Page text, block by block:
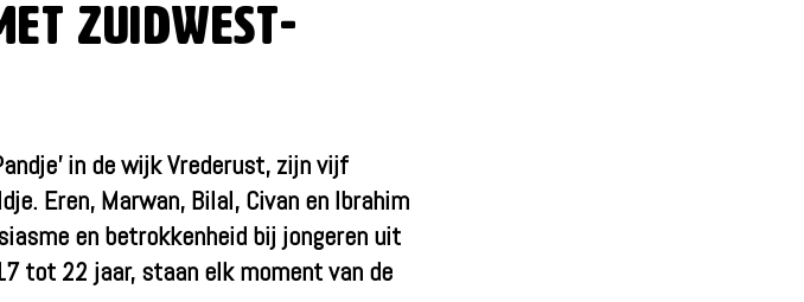
Zuidwest-
in de wijk Vrederust, zijn vijf
Eren, Marwan, Bilal, Civan en Ibrahim
en betrokkenheid bij jongeren uit
tot 22 jaar, staan elk moment van de